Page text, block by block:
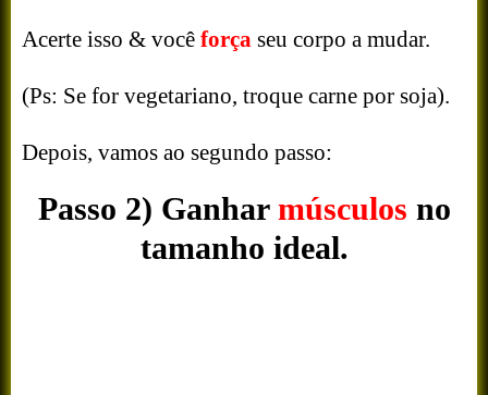
Acerte isso & você força seu corpo a mudar.
(Ps: Se for vegetariano, troque carne por soja).
Depois, vamos ao segundo passo:
Passo 2) Ganhar músculos no
tamanho ideal.